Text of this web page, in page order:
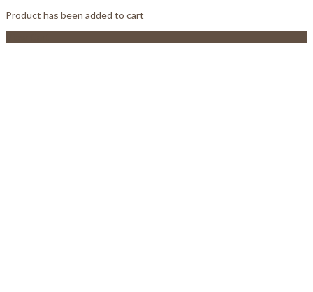
Product has been added to cart